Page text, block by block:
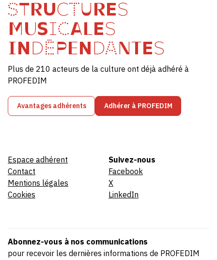
STRUCTURES
MUSICALES
INDÉPENDANTES
Plus de 210 acteurs de la culture ont déjà adhéré à
PROFEDIM
Avantages adhérents Adhérer à PROFEDIM
Espace adhérent
Contact
Mentions légales
Cookies
Suivez-nous
Facebook
X
LinkedIn
Abonnez-vous à nos communications
pour recevoir les dernières informations de PROFEDIM